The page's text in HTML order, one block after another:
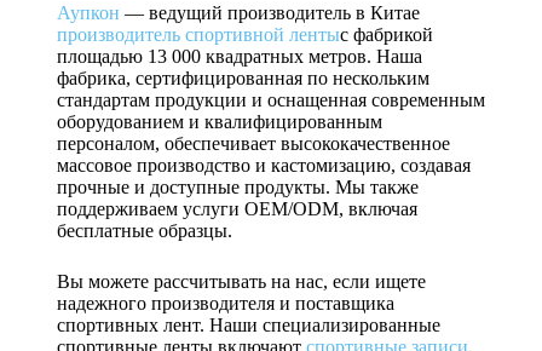
Аупкон — ведущий производитель в Китае
производитель спортивной лентыс фабрикой
площадью 13 000 квадратных метров. Наша
фабрика, сертифицированная по нескольким
стандартам продукции и оснащенная современным
оборудованием и квалифицированным
персоналом, обеспечивает высококачественное
массовое производство и кастомизацию, создавая
прочные и доступные продукты. Мы также
поддерживаем услуги OEM/ODM, включая
бесплатные образцы.
Вы можете рассчитывать на нас, если ищете
надежного производителя и поставщика
спортивных лент. Наши специализированные
спортивные ленты включают спортивные записи,